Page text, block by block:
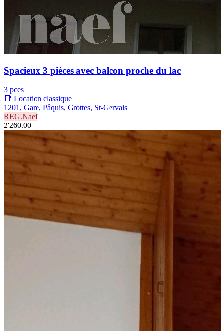
Spacieux 3 pièces avec balcon proche du lac
3 pces
📑 Location classique
1201, Gare, Pâquis, Grottes, St-Gervais
REG.Naef
2'260.00